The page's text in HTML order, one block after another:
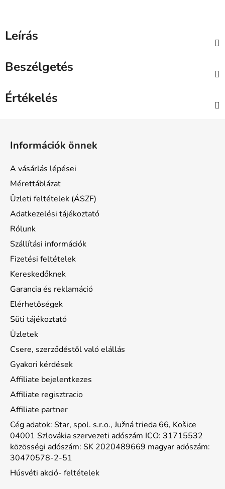
Leírás
Beszélgetés
Értékelés
Információk önnek
A vásárlás lépései
Mérettáblázat
Üzleti feltételek (ÁSZF)
Adatkezelési tájékoztató
Rólunk
Szállítási információk
Fizetési feltételek
Kereskedőknek
Garancia és reklamáció
Elérhetőségek
Süti tájékoztató
Üzletek
Csere, szerződéstől való elállás
Gyakori kérdések
Affiliate bejelentkezes
Affiliate regisztracio
Affiliate partner
Cég adatok: Star, spol. s.r.o., Južná trieda 66, Košice
04001 Szlovákia szervezeti adószám ICO: 31715532
közösségi adószám: SK 2020489669 magyar adószám:
30470578-2-51
Húsvéti akció- feltételek